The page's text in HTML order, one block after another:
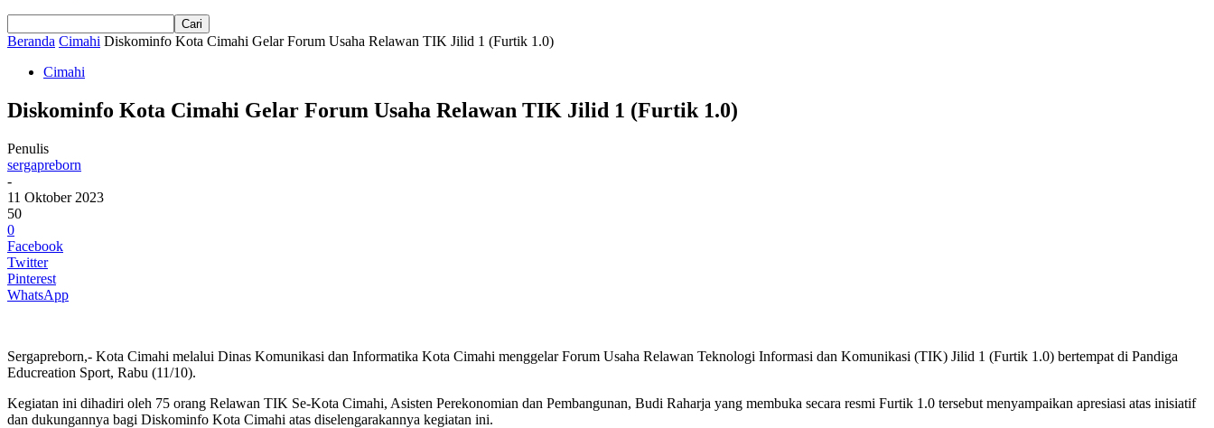
Beranda Cimahi Diskominfo Kota Cimahi Gelar Forum Usaha Relawan TIK Jilid 1 (Furtik 1.0)
Cimahi
Diskominfo Kota Cimahi Gelar Forum Usaha Relawan TIK Jilid 1 (Furtik 1.0)
Penulis
sergapreborn
-
11 Oktober 2023
50
0
Facebook
Twitter
Pinterest
WhatsApp
Sergapreborn,- Kota Cimahi melalui Dinas Komunikasi dan Informatika Kota Cimahi menggelar Forum Usaha Relawan Teknologi Informasi dan Komunikasi (TIK) Jilid 1 (Furtik 1.0) bertempat di Pandiga
Educreation Sport, Rabu (11/10).
Kegiatan ini dihadiri oleh 75 orang Relawan TIK Se-Kota Cimahi, Asisten Perekonomian dan Pembangunan, Budi Raharja yang membuka secara resmi Furtik 1.0 tersebut menyampaikan apresiasi atas inisiatif
dan dukungannya bagi Diskominfo Kota Cimahi atas diselengarakannya kegiatan ini.